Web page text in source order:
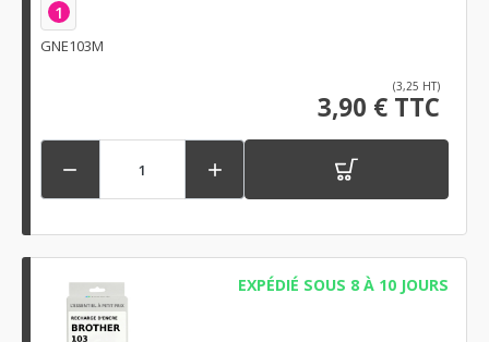
1
GNE103M
(3,25 HT)
3,90 € TTC
 
EXPÉDIÉ SOUS 8 À 10 JOURS